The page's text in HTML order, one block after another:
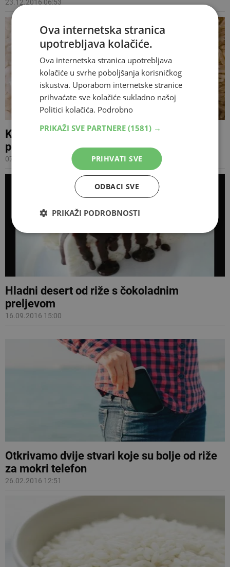
23.12.2016 06:53
Kako kalorije u tjestenini i riži smanjiti za
pola tijekom kuhanja?
07.12.2016 12:30
Hladni desert od riže s čokoladnim
preljevom
16.09.2016 15:00
Otkrivamo dvije stvari koje su bolje od riže
za mokri telefon
26.02.2016 12:51
Ova internetska stranica
upotrebljava kolačiće.
Ova internetska stranica upotrebljava
kolačiće u svrhe poboljšanja korisničkog
iskustva. Uporabom internetske stranice
prihvaćate sve kolačiće sukladno našoj
Politici kolačića. Podrobno
PRIKAŽI SVE PARTNERE (1581) →
PRIHVATI SVE
ODBACI SVE
PRIKAŽI PODROBNOSTI